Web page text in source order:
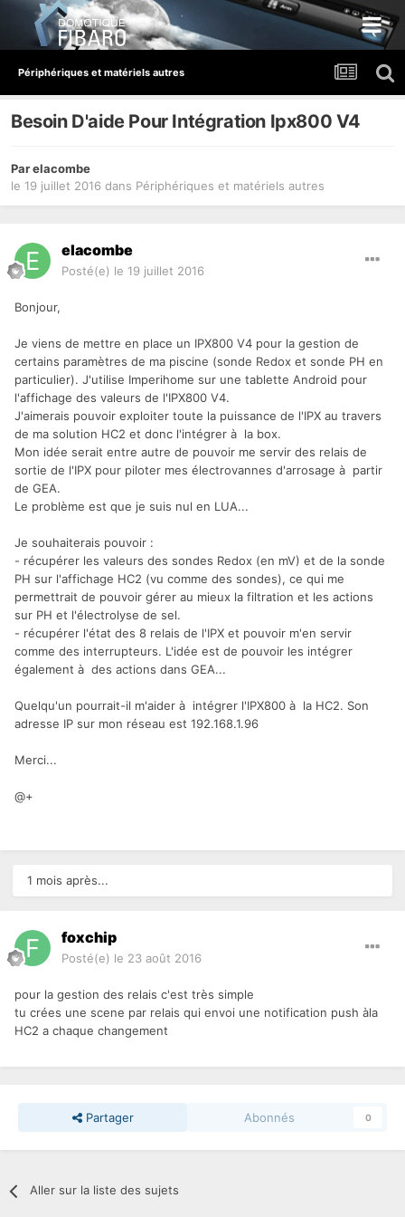
Périphériques et matériels autres
Besoin D'aide Pour Intégration Ipx800 V4
Parelacombe
le 19 juillet 2016 dans Périphériques et matériels autres
elacombe
Posté(e) le 19 juillet 2016
Bonjour,
Je viens de mettre en place un IPX800 V4 pour la gestion de
certains paramètres de ma piscine (sonde Redox et sonde PH en
particulier). J'utilise Imperihome sur une tablette Android pour
l'affichage des valeurs de l'IPX800 V4.
J'aimerais pouvoir exploiter toute la puissance de l'IPX au travers
de ma solution HC2 et donc l'intégrer à la box.
Mon idée serait entre autre de pouvoir me servir des relais de
sortie de l'IPX pour piloter mes électrovannes d'arrosage à partir
de GEA.
Le problème est que je suis nul en LUA...
Je souhaiterais pouvoir :
- récupérer les valeurs des sondes Redox (en mV) et de la sonde
PH sur l'affichage HC2 (vu comme des sondes), ce qui me
permettrait de pouvoir gérer au mieux la filtration et les actions
sur PH et l'électrolyse de sel.
- récupérer l'état des 8 relais de l'IPX et pouvoir m'en servir
comme des interrupteurs. L'idée est de pouvoir les intégrer
également à des actions dans GEA...
Quelqu'un pourrait-il m'aider à intégrer l'IPX800 à la HC2. Son
adresse IP sur mon réseau est 192.168.1.96
Merci...
@+
1 mois après...
foxchip
Posté(e) le 23 août 2016
pour la gestion des relais c'est très simple
tu crées une scene par relais qui envoi une notification push àla
HC2 a chaque changement
Partager Abonnés 0
Aller sur la liste des sujets